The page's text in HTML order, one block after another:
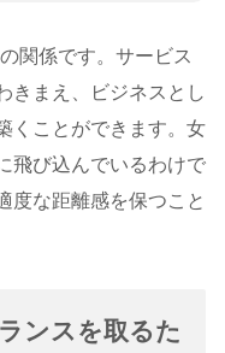
関係です。サービス
きまえ、ビジネスとし
くことができます。女
飛び込んでいるわけで
度な距離感を保つこと
ンスを取るた